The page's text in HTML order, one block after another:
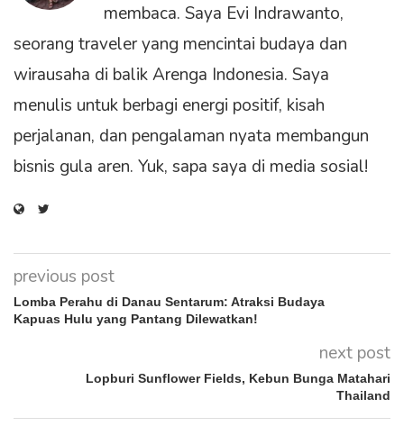
membaca. Saya Evi Indrawanto,
seorang traveler yang mencintai budaya dan
wirausaha di balik Arenga Indonesia. Saya
menulis untuk berbagi energi positif, kisah
perjalanan, dan pengalaman nyata membangun
bisnis gula aren. Yuk, sapa saya di media sosial!
previous post
Lomba Perahu di Danau Sentarum: Atraksi Budaya
Kapuas Hulu yang Pantang Dilewatkan!
next post
Lopburi Sunflower Fields, Kebun Bunga Matahari
Thailand